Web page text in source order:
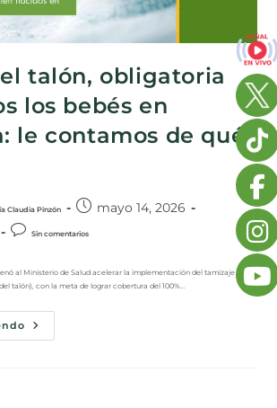
talón, obligatoria
los bebés en
le contamos de qué
Claudia Pinzón mayo 14, 2026
Sin comentarios
al Ministerio de Salud acelerar la implementación del tamizaje
talón), con la meta de lograr cobertura del 100%…